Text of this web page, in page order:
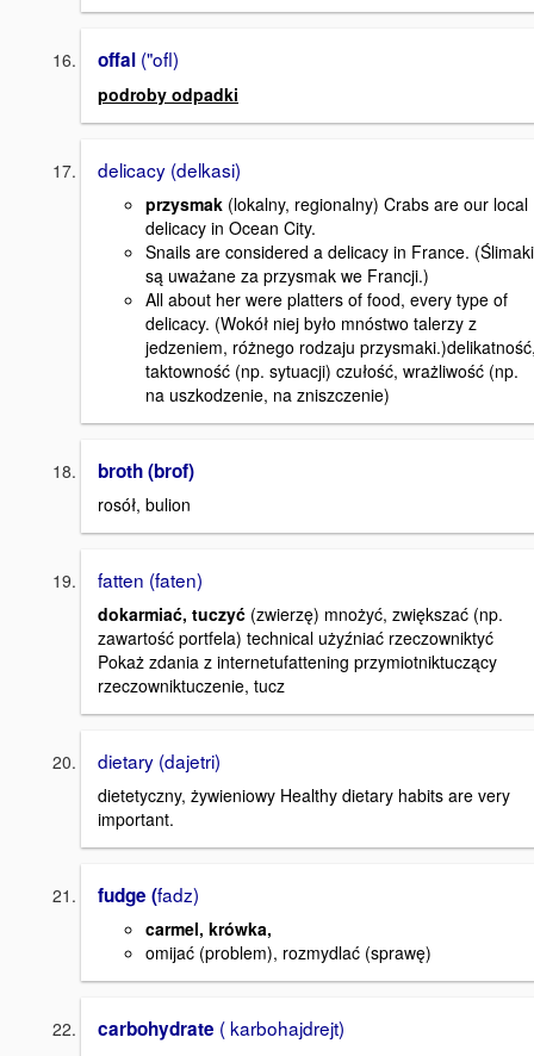
offal ("ofl)
podroby odpadki
delicacy (delkasi)
przysmak (lokalny, regionalny) Crabs are our local
delicacy in Ocean City.
Snails are considered a delicacy in France. (Ślimaki
są uważane za przysmak we Francji.)
All about her were platters of food, every type of
delicacy. (Wokół niej było mnóstwo talerzy z
jedzeniem, różnego rodzaju
taktowność (np. sytuacji) czułość, wrażliwość (np.
na uszkodzenie, na zniszczenie)
broth (brof)
rosół, bulion
fatten (faten)
dokarmiać, tuczyć (zwierzę) mnożyć, zwiększać (np.
zawartość portfela) technical użyźniać rzeczowniktyć
Pokaż zdania z internetufattening przymiotniktuczący
rzeczowniktuczenie, tucz
dietary (dajetri)
dietetyczny, żywieniowy Healthy dietary habits are very
important.
fudge (fadz)
carmel, krówka,
omijać (problem), rozmydlać (sprawę)
carbohydrate ( karbohajdrejt)